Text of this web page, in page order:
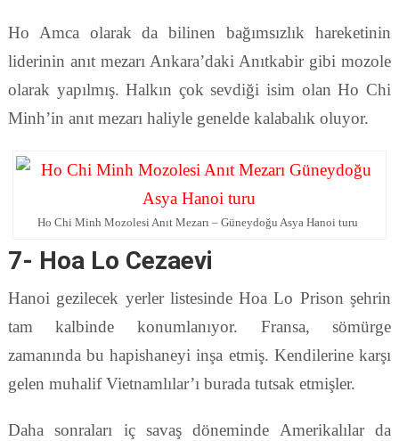
Ho Amca olarak da bilinen bağımsızlık hareketinin
liderinin anıt mezarı Ankara’daki Anıtkabir gibi mozole
olarak yapılmış. Halkın çok sevdiği isim olan Ho Chi
Minh’in anıt mezarı haliyle genelde kalabalık oluyor.
Ho Chi Minh Mozolesi Anıt Mezarı – Güneydoğu Asya Hanoi turu
7- Hoa Lo Cezaevi
Hanoi gezilecek yerler listesinde Hoa Lo Prison şehrin
tam kalbinde konumlanıyor. Fransa, sömürge
zamanında bu hapishaneyi inşa etmiş. Kendilerine karşı
gelen muhalif Vietnamlılar’ı burada tutsak etmişler.
Daha sonraları iç savaş döneminde Amerikalılar da